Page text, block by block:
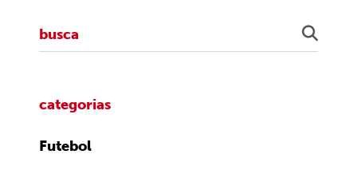
categorias
Futebol